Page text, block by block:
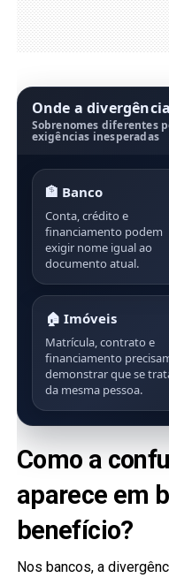
Onde a
Sobrenomes diferentes
exigências inesperadas
🏦 Banco
Conta, crédito e
financiamento podem
exigir nome igual ao
documento atual.
🏠 Imóveis
Matrícula, contrato e
financiamento
demonstrar que se
da mesma pessoa.
Como a
aparece em
benefício?
Nos bancos, a